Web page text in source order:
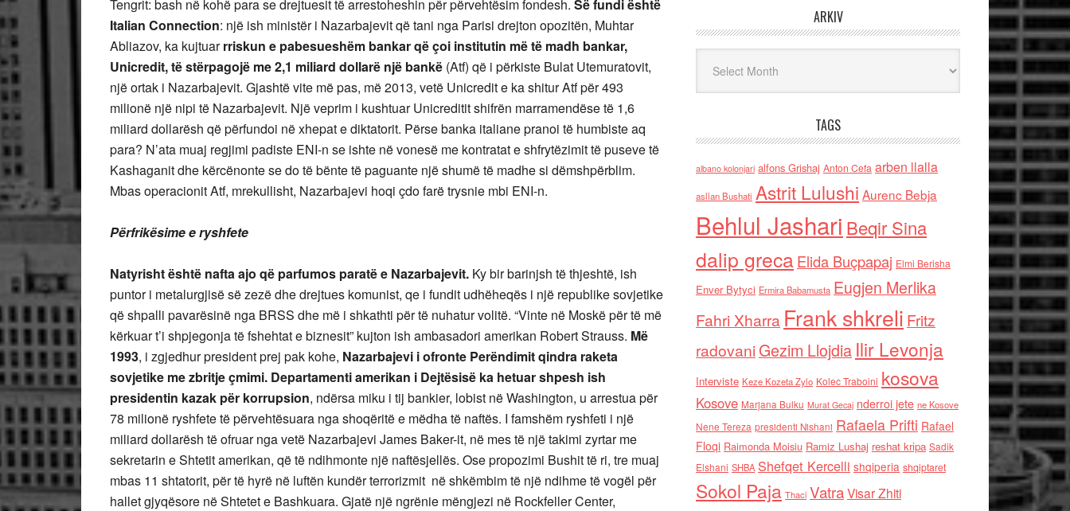
Tengrit: bash në kohë para se drejtuesit të arrestoheshin për përvehtësim fondesh. Së fundi është
Italian Connection: një ish ministër i Nazarbajevit që tani nga Parisi drejton opozitën, Muhtar
Abliazov, ka kujtuarrriskun e pabesueshëm bankar që çoi institutin më të madh bankar,
Unicredit, të stërpagojë me 2,1 miliard dollarë një bankë (Atf) që i përkiste Bulat Utemuratovit,
një ortak i Nazarbajevit. Gjashtë vite më pas, më 2013, vetë Unicredit e ka shitur Atf për 493
milionë një nipi të Nazarbajevit. Një veprim i kushtuar Unicreditit shifrën marramendëse të 1,6
miliard dollarësh që përfundoi në xhepat e diktatorit. Përse banka italiane pranoi të humbiste aq
para? N’ata muaj regjimi padiste ENI-n se ishte në vonesë me kontratat e shfrytëzimit të puseve të
Kashaganit dhe kërcënonte se do të bënte të paguante një shumë të madhe si dëmshpërblim.
Mbas operacionit Atf, mrekullisht, Nazarbajevi hoqi çdo farë trysnie mbi ENI-n.
Përfrikësime e ryshfete
Natyrisht është nafta ajo që parfumos paratë e Nazarbajevit. Ky bir barinjsh të thjeshtë, ish
puntor i metalurgjisë së zezë dhe drejtues komunist, qe i fundit udhëheqës i një republike sovjetike
që shpalli pavarësinë nga BRSS dhe më i shkathti për të nuhatur volitë. “Vinte në Moskë për të më
kërkuar t’i shpjegonja të fshehtat e biznesit” kujton ish ambasadori amerikan Robert Strauss. Më
1993, i zgjedhur president prej pak kohe, Nazarbajevi i ofronte Perëndimit qindra raketa
sovjetike me zbritje çmimi. Departamenti amerikan i Dejtësisë ka hetuar shpesh ish
presidentin kazak për korrupsion, ndërsa miku i tij bankier, lobist në Washington, u arrestua për
78 milionë ryshfete të përvehtësuara nga shoqëritë e mëdha të naftës. I famshëm ryshfeti i një
miliard dollarësh të ofruar nga vetë Nazarbajevi James Baker-it, në mes të një takimi zyrtar me
sekretarin e Shtetit amerikan, që të ndihmonte një naftësjellës. Ose propozimi Bushit të ri, tre muaj
mbas 11 shtatorit, për të hyrë në luftën kundër terrorizmit në shkëmbim të një ndihme të vogël për
hallet gjyqësore në Shtetet e Bashkuara. Gjatë një ngrënie mëngjezi në Rockfeller Center,
ARKIV
TAGS
albano kolonjari alfons Grishaj Anton Cefa arben llalla
asllan Bushati Astrit Lulushi Aurenc Bebja
Behlul Jashari Beqir Sina
dalip grecaElida Buçpapaj Elmi Berisha
Enver Bytyci Ermira Babamusta Eugjen Merlika
Fahri Xharra Frank shkreli Fritz
radovaniGezim Llojdia Ilir Levonja
Interviste Keze Kozeta Zylo Kolec Traboini kosova
Kosove Marjana Bulku Murat Gecaj nderroi jete ne Kosove
Nene Tereza presidenti Nishani Rafaela Prifti Rafael
Floqi Raimonda Moisiu Ramiz Lushaj reshat kripa Sadik
Elshani SHBA Shefqet Kercelli shqiperia shqiptaret
Sokol Paja Thaci VatraVisar Zhiti